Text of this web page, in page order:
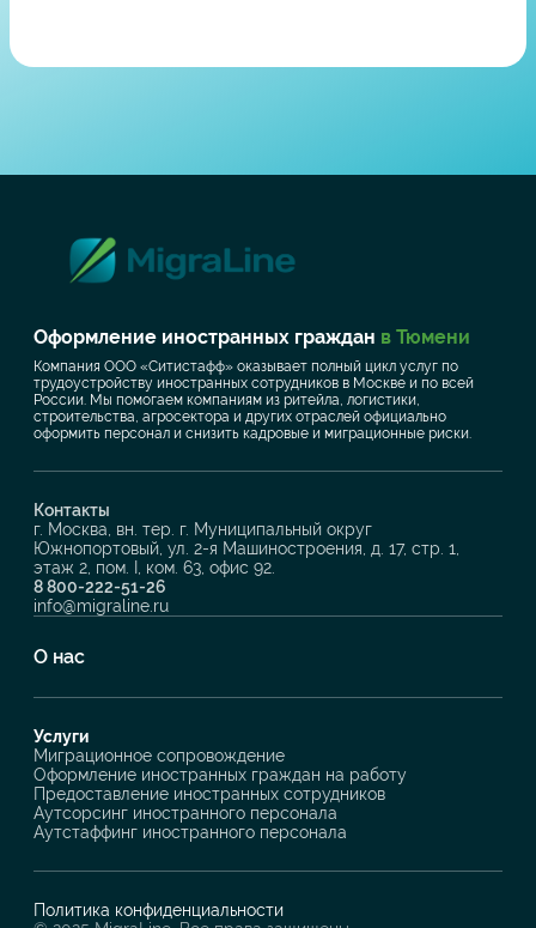
Оформление иностранных граждан в Тюмени
Компания ООО «Ситистафф» оказывает полный цикл услуг по
трудоустройству иностранных сотрудников в Москве и по всей
России. Мы помогаем компаниям из ритейла, логистики,
строительства, агросектора и других отраслей официально
оформить персонал и снизить кадровые и миграционные риски.
Контакты
г. Москва, вн. тер. г. Муниципальный округ
Южнопортовый, ул. 2-я Машиностроения, д. 17, стр. 1,
этаж 2, пом. I, ком. 63, офис 92.
8 800-222-51-26
info@migraline.ru
О нас
Услуги
Миграционное сопровождение
Оформление иностранных граждан на работу
Предоставление иностранных сотрудников
Аутсорсинг иностранного персонала
Аутстаффинг иностранного персонала
Политика конфиденциальности